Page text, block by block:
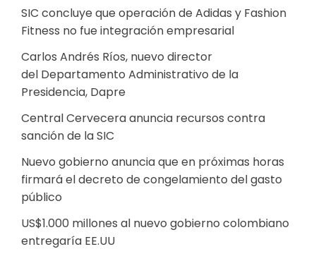
SIC concluye que operación de Adidas y Fashion
Fitness no fue integración empresarial
Carlos Andrés Ríos, nuevo director
del Departamento Administrativo de la
Presidencia, Dapre
Central Cervecera anuncia recursos contra
sanción de la SIC
Nuevo gobierno anuncia que en próximas horas
firmará el decreto de congelamiento del gasto
público
US$1.000 millones al nuevo gobierno colombiano
entregaría EE.UU